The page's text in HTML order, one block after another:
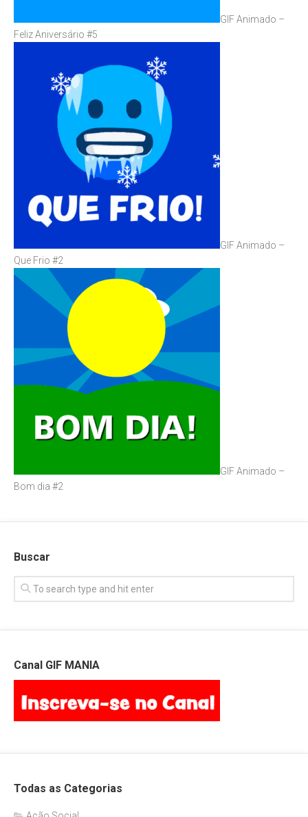
GIF Animado –
Feliz Aniversário #5
GIF Animado –
Que Frio #2
GIF Animado –
Bom dia #2
Buscar
Canal GIF MANIA
Todas as Categorias